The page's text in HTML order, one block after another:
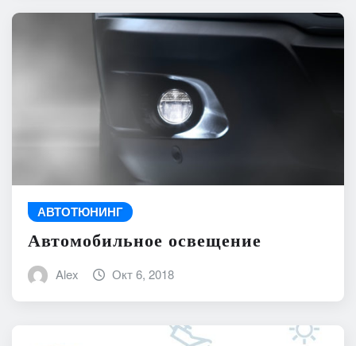
АВТОТЮНИНГ
Автомобильное освещение
Alex Окт 6, 2018